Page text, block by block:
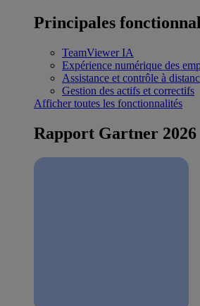
Principales
TeamViewer IA
Expérience numérique des
Assistance et contrôle à
Gestion des actifs et correctifs
Afficher toutes les fonctionnalités
Rapport Gartner 2026